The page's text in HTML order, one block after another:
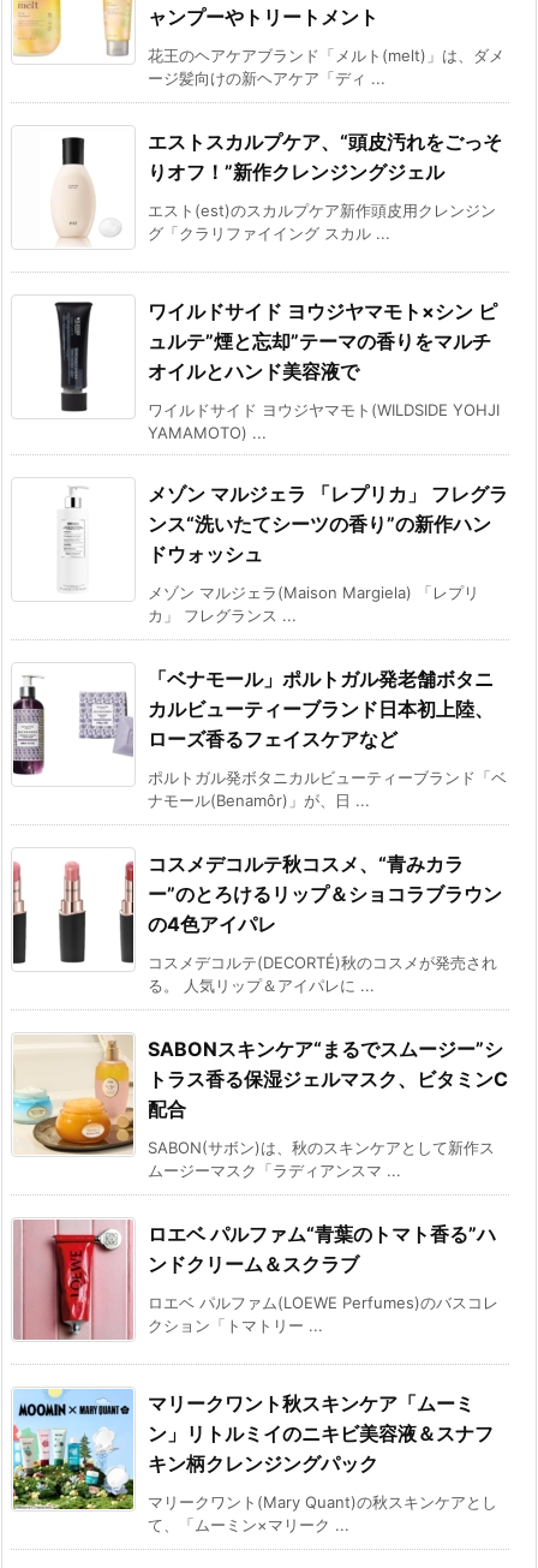
ャンプーやトリートメント
花王のヘアケアブランド「メルト(melt)」は、ダメ
ージ髪向けの新ヘアケア「ディ ...
エストスカルプケア、“頭皮汚れをごっそ
りオフ！”新作クレンジングジェル
エスト(est)のスカルプケア新作頭皮用クレンジン
グ「クラリファイイング スカル ...
ワイルドサイド ヨウジヤマモト×シン ピ
ュルテ”煙と忘却”テーマの香りをマルチ
オイルとハンド美容液で
ワイルドサイド ヨウジヤマモト(WILDSIDE YOHJI
YAMAMOTO) ...
メゾン マルジェラ 「レプリカ」 フレグラ
ンス“洗いたてシーツの香り”の新作ハン
ドウォッシュ
メゾン マルジェラ(Maison Margiela) 「レプリ
カ」 フレグランス ...
「ベナモール」ポルトガル発老舗ボタニ
カルビューティーブランド日本初上陸、
ローズ香るフェイスケアなど
ポルトガル発ボタニカルビューティーブランド「ベ
ナモール(Benamôr)」が、日 ...
コスメデコルテ秋コスメ、“青みカラ
ー”のとろけるリップ＆ショコラブラウン
の4色アイパレ
コスメデコルテ(DECORTÉ)秋のコスメが発売され
る。 人気リップ＆アイパレに ...
SABONスキンケア“まるでスムージー”シ
トラス香る保湿ジェルマスク、ビタミンC
配合
SABON(サボン)は、秋のスキンケアとして新作ス
ムージーマスク「ラディアンスマ ...
ロエベ パルファム“青葉のトマト香る”ハ
ンドクリーム＆スクラブ
ロエベ パルファム(LOEWE Perfumes)のバスコレ
クション「トマトリー ...
マリークワント秋スキンケア「ムーミ
ン」リトルミイのニキビ美容液＆スナフ
キン柄クレンジングパック
マリークワント(Mary Quant)の秋スキンケアとし
て、「ムーミン×マリーク ...